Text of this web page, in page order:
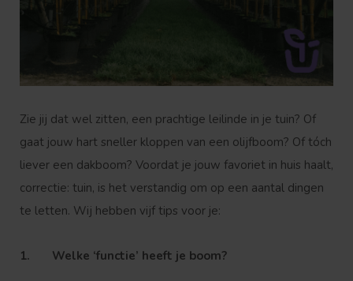
Zie jij dat wel zitten, een prachtige leilinde in je tuin? Of
gaat jouw hart sneller kloppen van een olijfboom? Of tóch
liever een dakboom? Voordat je jouw favoriet in huis haalt,
correctie: tuin, is het verstandig om op een aantal dingen
te letten. Wij hebben vijf tips voor je:
1. Welke ‘functie’ heeft je boom?